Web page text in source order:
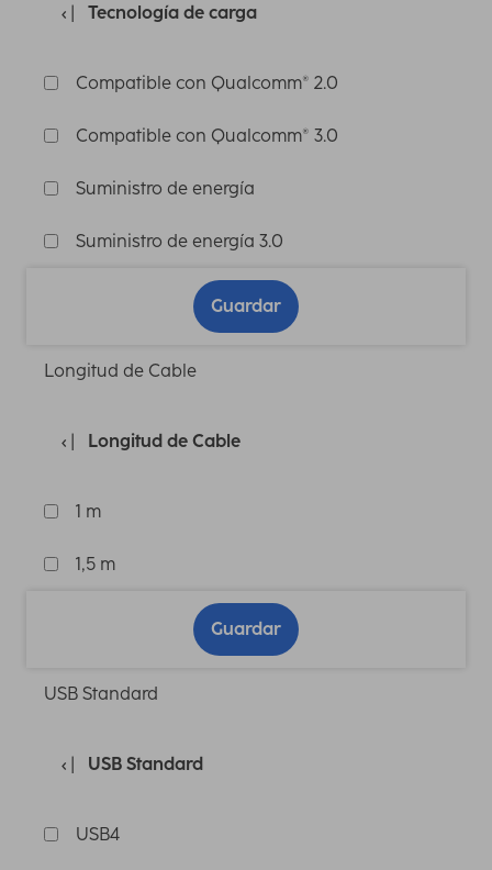
Tecnología de carga
Compatible con Qualcomm® 2.0
Compatible con Qualcomm® 3.0
Suministro de energía
Suministro de energía 3.0
Guardar
Longitud de Cable
Longitud de Cable
1 m
1,5 m
Guardar
USB Standard
USB Standard
USB4